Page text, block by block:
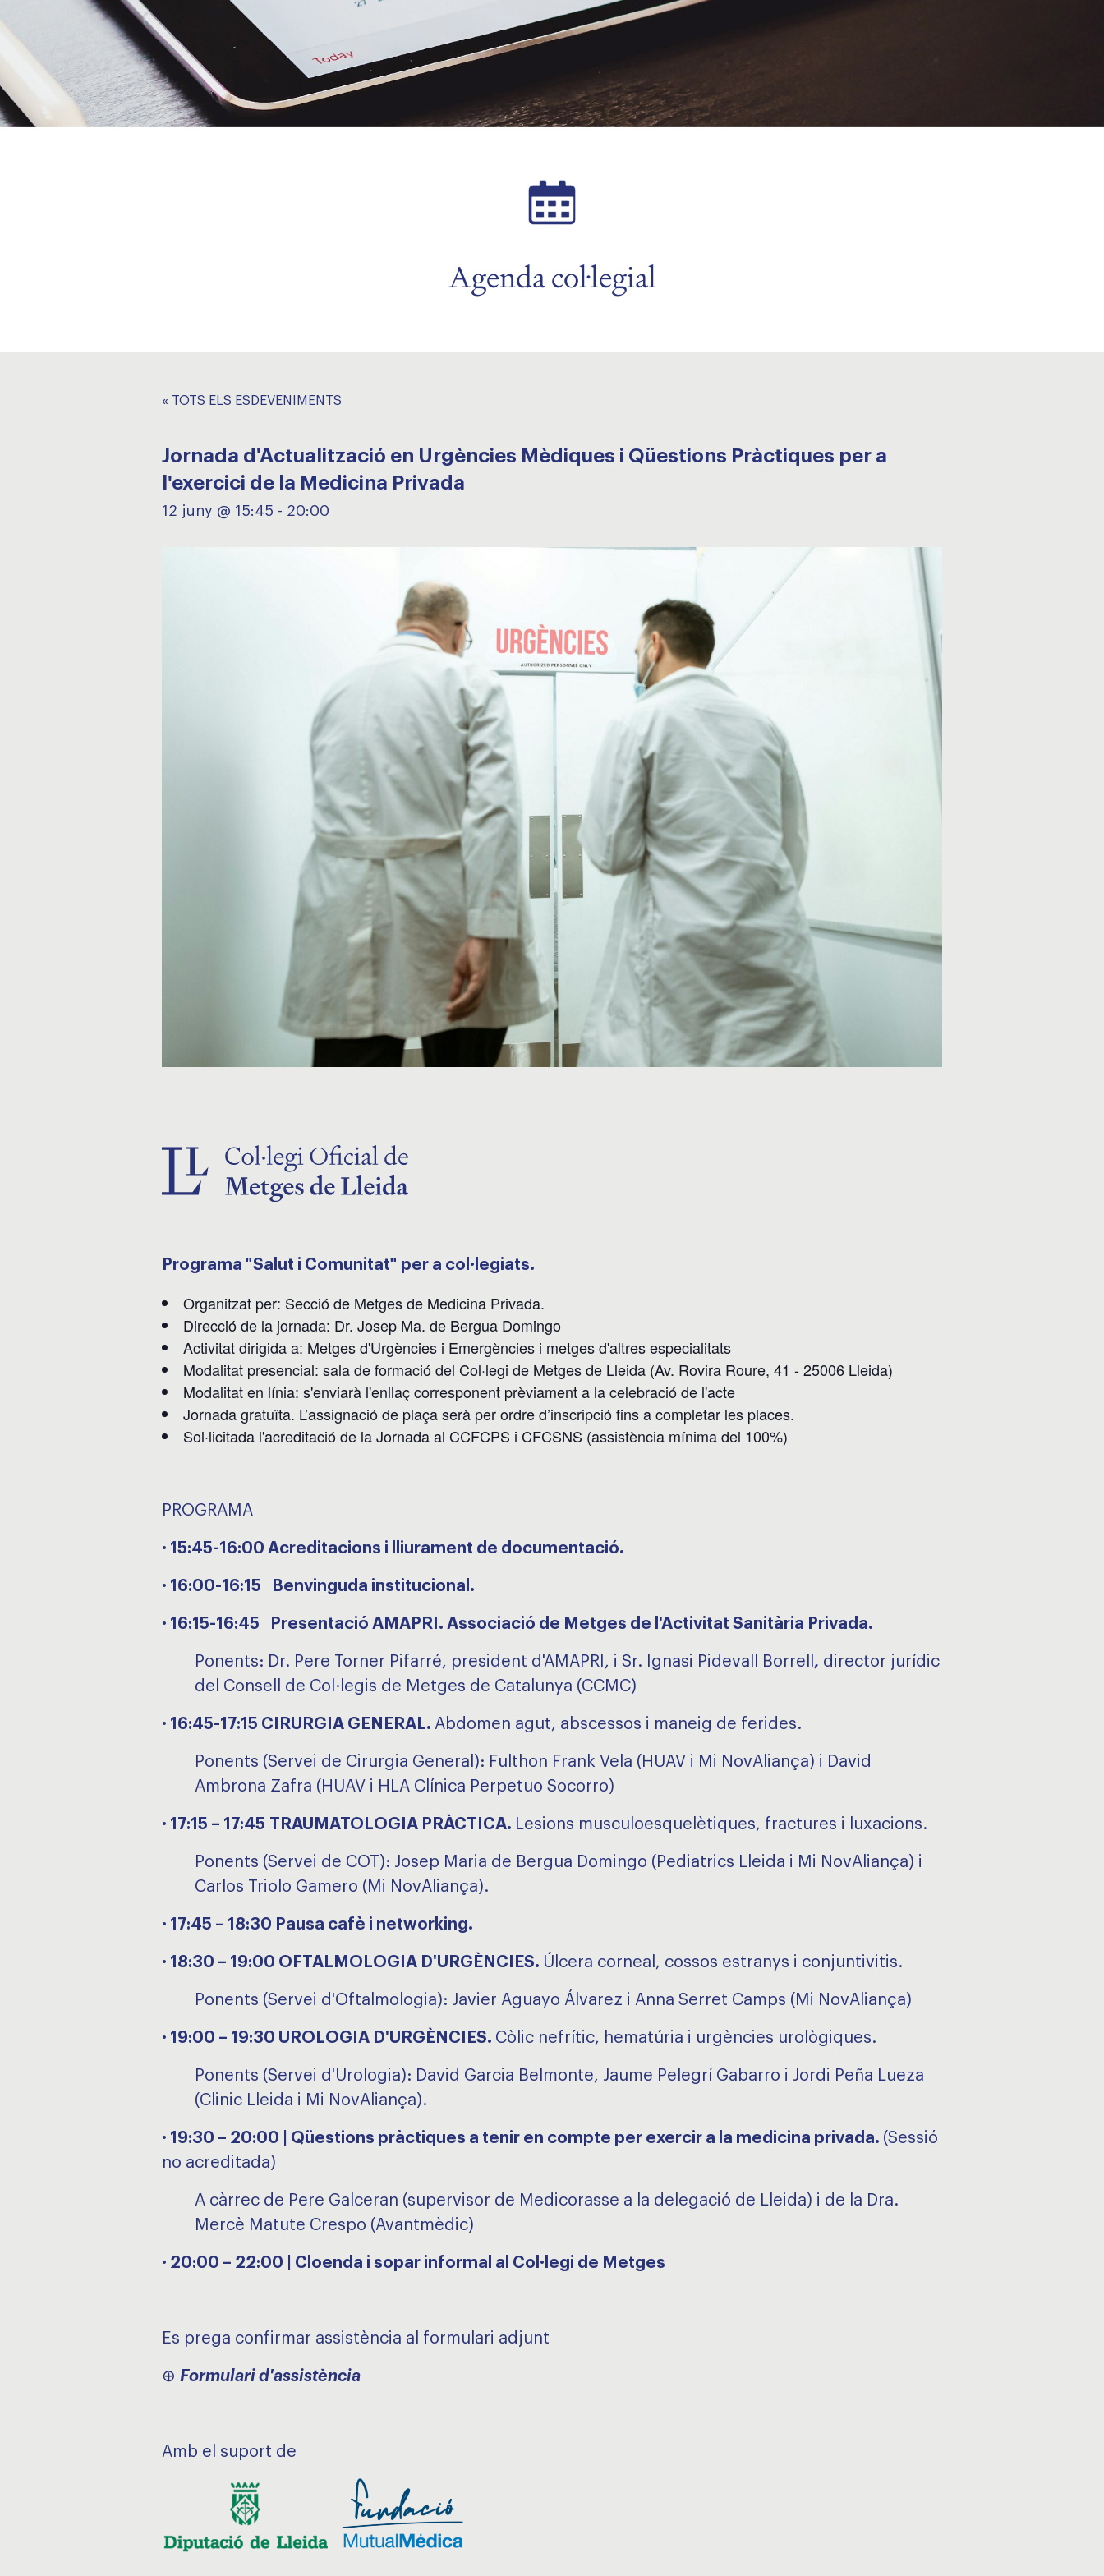
Agenda col·legial
« TOTS ELS ESDEVENIMENTS
Jornada d'Actualització en Urgències Mèdiques i Qüestions Pràctiques per a
l'exercici de la Medicina Privada
12 juny @ 15:45 - 20:00
Programa "Salut i Comunitat" per a col·legiats.
Organitzat per: Secció de Metges de Medicina Privada.
Direcció de la jornada: Dr. Josep Ma. de Bergua Domingo
Activitat dirigida a: Metges d'Urgències i Emergències i metges d'altres especialitats
Modalitat presencial: sala de formació del Col·legi de Metges de Lleida (Av. Rovira Roure, 41 - 25006 Lleida)
Modalitat en línia: s'enviarà l'enllaç corresponent prèviament a la celebració de l'acte
Jornada gratuïta. L’assignació de plaça serà per ordre d’inscripció fins a completar les places.
Sol·licitada l'acreditació de la Jornada al CCFCPS i CFCSNS (assistència mínima del 100%)
PROGRAMA
· 15:45-16:00 Acreditacions i lliurament de documentació.
· 16:00-16:15 Benvinguda institucional.
· 16:15-16:45 Presentació AMAPRI. Associació de Metges de l'Activitat Sanitària Privada.
Ponents: Dr. Pere Torner Pifarré, president d'AMAPRI, i Sr. Ignasi Pidevall Borrell , director jurídic
del Consell de Col·legis de Metges de Catalunya (CCMC)
· 16:45-17:15 CIRURGIA GENERAL. Abdomen agut, abscessos i maneig de ferides.
Ponents (Servei de Cirurgia General): Fulthon Frank Vela (HUAV i Mi NovAliança) i David
Ambrona Zafra (HUAV i HLA Clínica Perpetuo Socorro)
· 17:15 – 17:45 TRAUMATOLOGIA PRÀCTICA. Lesions musculoesquelètiques, fractures i luxacions.
Ponents (Servei de COT): Josep Maria de Bergua Domingo (Pediatrics Lleida i Mi NovAliança) i
Carlos Triolo Gamero (Mi NovAliança).
· 17:45 – 18:30 Pausa cafè i networking.
· 18:30 – 19:00 OFTALMOLOGIA D'URGÈNCIES. Úlcera corneal, cossos estranys i conjuntivitis.
Ponents (Servei d'Oftalmologia): Javier Aguayo Álvarez i Anna Serret Camps (Mi NovAliança)
· 19:00 – 19:30 UROLOGIA D'URGÈNCIES. Còlic nefrític, hematúria i urgències urològiques.
Ponents (Servei d'Urologia): David Garcia Belmonte, Jaume Pelegrí Gabarro i Jordi Peña Lueza
(Clinic Lleida i Mi NovAliança).
· 19:30 – 20:00 | Qüestions pràctiques a tenir en compte per exercir a la medicina privada. (Sessió
no acreditada)
A càrrec de Pere Galceran (supervisor de Medicorasse a la delegació de Lleida) i de la Dra.
Mercè Matute Crespo (Avantmèdic)
· 20:00 – 22:00 | Cloenda i sopar informal al Col·legi de Metges
Es prega confirmar assistència al formulari adjunt
⊕ Formulari d'assistència
Amb el suport de